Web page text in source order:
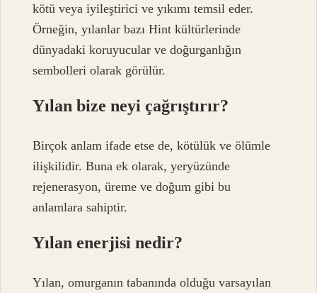
kötü veya iyileştirici ve yıkımı temsil eder.
Örneğin, yılanlar bazı Hint kültürlerinde
dünyadaki koruyucular ve doğurganlığın
sembolleri olarak görülür.
Yılan bize neyi çağrıştırır?
Birçok anlam ifade etse de, kötülük ve ölümle
ilişkilidir. Buna ek olarak, yeryüzünde
rejenerasyon, üreme ve doğum gibi bu
anlamlara sahiptir.
Yılan enerjisi nedir?
Yılan, omurganın tabanında olduğu varsayılan